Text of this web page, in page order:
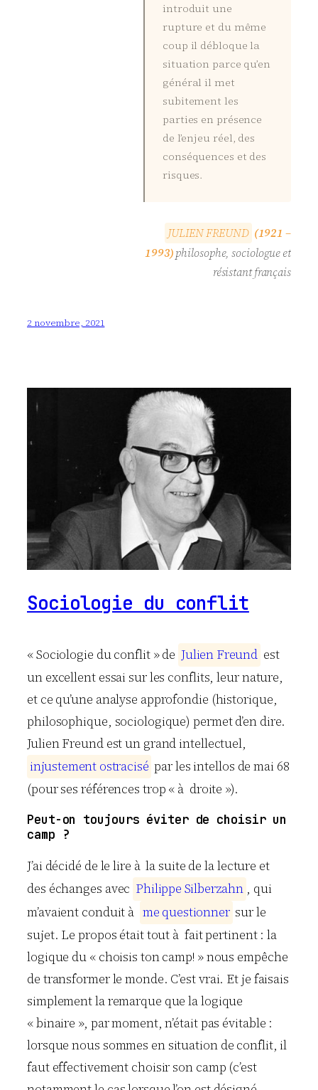
introduit une
rupture et du même
coup il débloque la
situation parce qu’en
général il met
subitement les
parties en présence
de l’enjeu réel, des
conséquences et des
risques.
JULIENFREUND (1921 –
1993)philosophe, sociologue et
résistant français
2 novembre, 2021
Sociologie du conflit
« Sociologie du conflit » de Julien Freund est
un excellent essai sur les conflits, leur nature,
et ce qu’une analyse approfondie (historique,
philosophique, sociologique) permet d’en dire.
Julien Freund est un grand intellectuel,
injustement ostracisé par les intellos de mai 68
(pour ses références trop « à droite »).
Peut-on toujours éviter de choisir un
camp ?
J’ai décidé de le lire à la suite de la lecture et
des échanges avec Philippe Silberzahn , qui
m’avaient conduit à me questionner sur le
sujet. Le propos était tout à fait pertinent : la
logique du « choisis ton camp! » nous empêche
de transformer le monde. C’est vrai. Et je faisais
simplement la remarque que la logique
« binaire », par moment, n’était pas évitable :
lorsque nous sommes en situation de conflit, il
faut effectivement choisir son camp (c’est